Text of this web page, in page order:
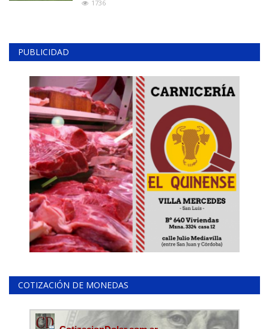
1736
PUBLICIDAD
COTIZACIÓN DE MONEDAS